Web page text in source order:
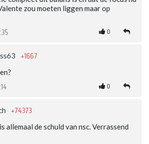
zou moeten liggen maar op
0
+1667
0
+74373
allemaal de schuld van nsc. Verrassend